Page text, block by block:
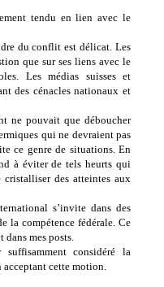
tendu en lien avec le
du conflit est délicat. Les
que sur ses liens avec le
Les médias suisses et
des cénacles nationaux et
ne pouvait que déboucher
qui ne devraient pas
ce genre de situations. En
à éviter de tels heurts qui
des atteintes aux
s’invite dans des
la compétence fédérale. Ce
mes posts.
considéré la
cette motion.